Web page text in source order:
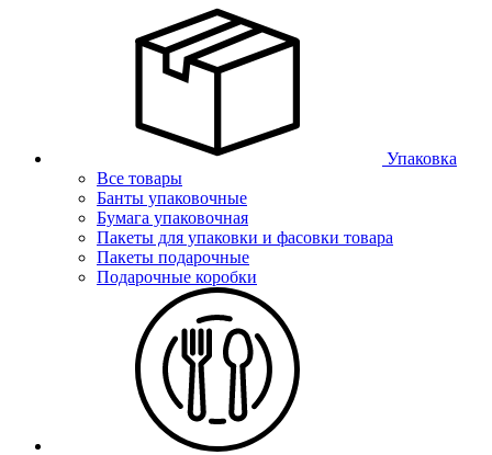
Упаковка
Все товары
Банты упаковочные
Бумага упаковочная
Пакеты для упаковки и фасовки товара
Пакеты подарочные
Подарочные коробки